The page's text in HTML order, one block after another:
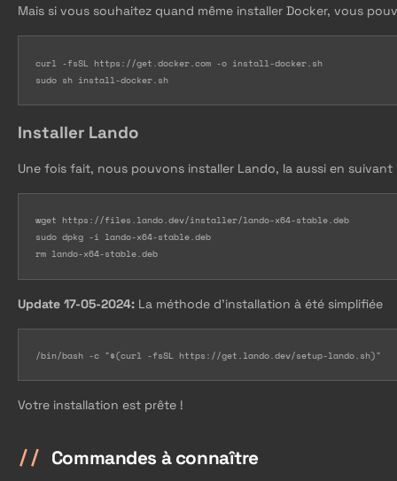
Mais si vous souhaitez quand même installer Docker, vous
curl -fsSL https://get.docker.com -o install-docker.sh
sudo sh install-docker.sh
Installer Lando
Une fois fait, nous pouvons installer Lando, la aussi en
wget https://files.lando.dev/installer/lando-x64-stable.deb
sudo dpkg -i lando-x64-stable.deb
rm lando-x64-stable.deb
Update 17-05-2024: La méthode d’installation à été simplifiée
/bin/bash -c "$(curl -fsSL https://get.lando.dev/setup-lando.sh)"
Votre installation est prête !
Commandes à connaître